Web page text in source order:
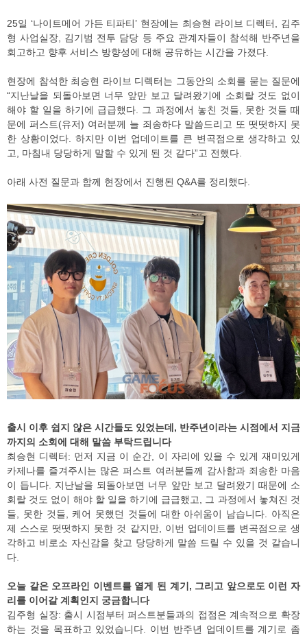
25일 ‘나이트메어 가든 티파티’ 현장에는 최승현 라이브 디렉터, 김주
형 사업실장, 김기범 전투 담당 등 주요 관계자들이 참석해 반주년을
회고하고 향후 서비스 방향성에 대해 공유하는 시간을 가졌다.
현장에 참석한 최승현 라이브 디렉터는 그동안의 소회를 묻는 질문에
“지난날을 되돌아보면 너무 앞만 보고 달려왔기에 소회랄 것도 없이
해야 할 일을 하기에 급급했다. 그 과정에서 놓친 것들, 못한 것들 때
문에 퍼스트(유저) 여러분께 늘 죄송하다 말씀드리고 또 떳떳하지 못
한 상황이었다. 하지만 이번 업데이트를 큰 변곡점으로 생각하고 있
고, 마침내 당당하게 말할 수 있게 된 것 같다”고 전했다.
아래 사전 질문과 함께 현장에서 진행된 Q&A를 정리했다.
출시 이후 쉽지 않은 시간들도 있었는데, 반주년이라는 시점에서 지금
까지의 소회에 대해 말씀 부탁드립니다
최승현 디렉터: 먼저 지금 이 순간, 이 자리에 있을 수 있게 재미있게
카제나를 즐겨주시는 많은 퍼스트 여러분들께 감사함과 죄송한 마음
이 듭니다. 지난날을 되돌아보면 너무 앞만 보고 달려왔기 때문에 소
회랄 것도 없이 해야 할 일을 하기에 급급했고, 그 과정에서 놓쳐진 것
들, 못한 것들, 케어 못했던 것들에 대한 아쉬움이 남습니다. 아직은
제 스스로 떳떳하지 못한 것 같지만, 이번 업데이트를 변곡점으로 생
각하고 비로소 자신감을 찾고 당당하게 말씀 드릴 수 있을 것 같습니
다.
오늘 같은 오프라인 이벤트를 열게 된 계기, 그리고 앞으로도 이런 자
리를 이어갈 계획인지 궁금합니다
김주형 실장: 출시 시점부터 퍼스트분들과의 접점은 계속적으로 확장
하는 것을 목표하고 있었습니다. 이번 반주년 업데이트를 계기로 좀